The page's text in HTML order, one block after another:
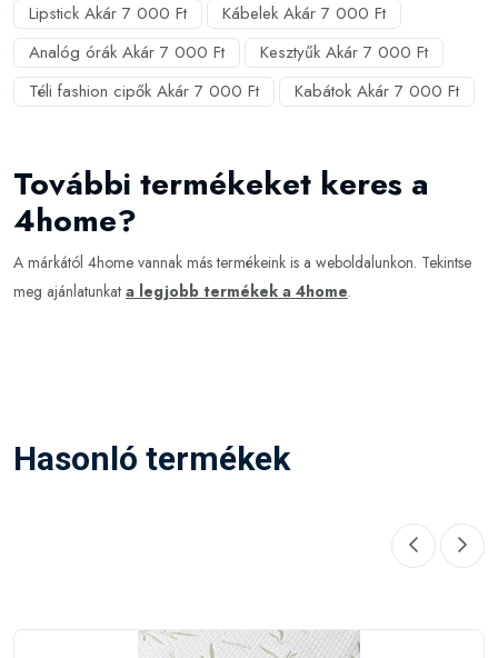
Lipstick Akár 7 000 Ft
Kábelek Akár 7 000 Ft
Analóg órák Akár 7 000 Ft
Kesztyűk Akár 7 000 Ft
Téli fashion cipők Akár 7 000 Ft
Kabátok Akár 7 000 Ft
További termékeket keres a
4home?
A márkától 4home vannak más termékeink is a weboldalunkon. Tekintse
meg ajánlatunkat a legjobb termékek a 4home.
Hasonló termékek